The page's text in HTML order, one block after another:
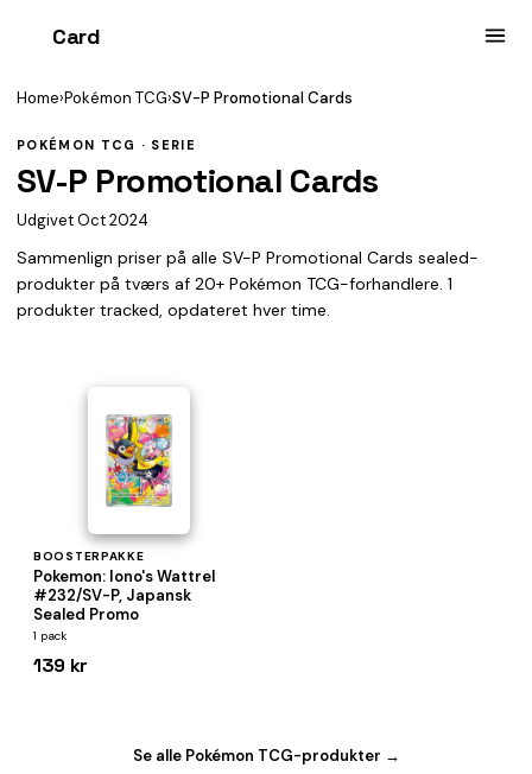
Card
Home›Pokémon TCG›SV-P Promotional Cards
POKÉMON TCG · SERIE
SV-P Promotional Cards
Udgivet Oct 2024
Sammenlign priser på alle SV-P Promotional Cards sealed-
produkter på tværs af 20+ Pokémon TCG-forhandlere. 1
produkter tracked, opdateret hver time.
BOOSTERPAKKE
Pokemon: Iono's Wattrel
#232/SV-P, Japansk
Sealed Promo
1 pack
139 kr
Se alle Pokémon TCG-produkter →